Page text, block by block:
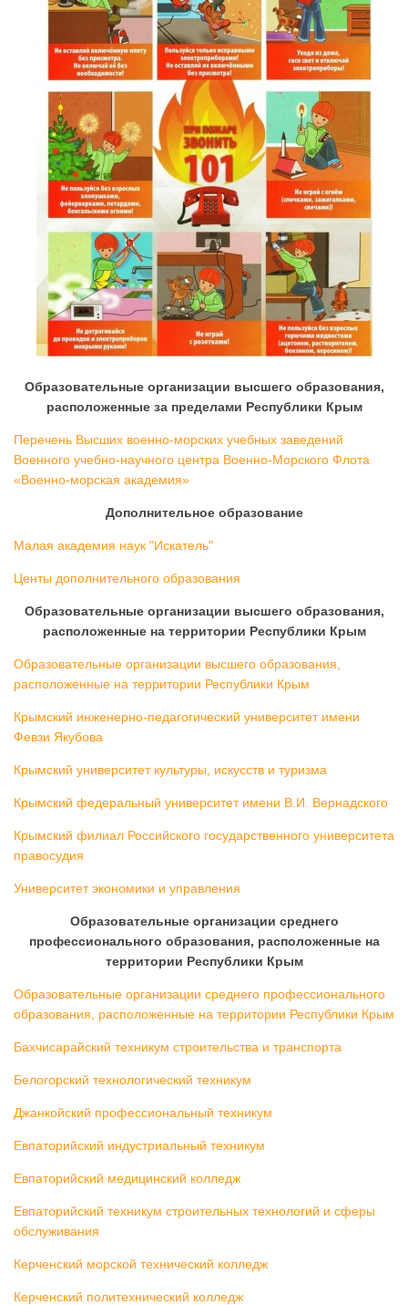
Образовательные организации высшего образования,
расположенные за пределами Республики Крым
Перечень Высших военно-морских учебных заведений
Военного учебно-научного центра Военно-Морского Флота
«Военно-морская академия»
Дополнительное образование
Малая академия наук "Искатель"
Центы дополнительного образования
Образовательные организации высшего образования,
расположенные на территории Республики Крым
Образовательные организации высшего образования,
расположенные на территории Республики Крым
Крымский инженерно-педагогический университет имени
Февзи Якубова
Крымский университет культуры, искусств и туризма
Крымский федеральный университет имени В.И. Вернадского
Крымский филиал Российского государственного университета
правосудия
Университет экономики и управления
Образовательные организации среднего
профессионального образования, расположенные на
территории Республики Крым
Образовательные организации среднего профессионального
образования, расположенные на территории Республики Крым
Бахчисарайский техникум строительства и транспорта
Белогорский технологический техникум
Джанкойский профессиональный техникум
Евпаторийский индустриальный техникум
Евпаторийский медицинский колледж
Евпаторийский техникум строительных технологий и сферы
обслуживания
Керченский морской технический колледж
Керченский политехнический колледж